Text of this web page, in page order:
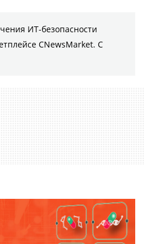
ИТ-безопасности
CNewsMarket. С